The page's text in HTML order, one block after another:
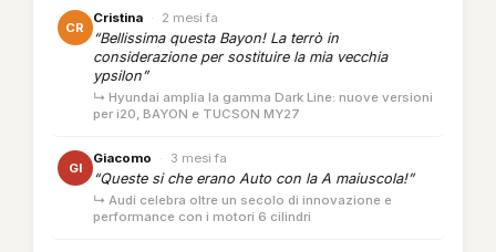
CR
Cristina · 2 mesi fa
“Bellissima questa Bayon! La terrò in
considerazione per sostituire la mia vecchia
ypsilon”
↳ Hyundai amplia la gamma Dark Line: nuove versioni
per i20, BAYON e TUCSON MY27
GI
Giacomo · 3 mesi fa
“Queste si che erano Auto con la A maiuscola!”
↳ Audi celebra oltre un secolo di innovazione e
performance con i motori 6 cilindri